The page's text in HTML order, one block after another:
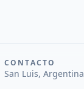
CONTACTO
San Luis, Argentina